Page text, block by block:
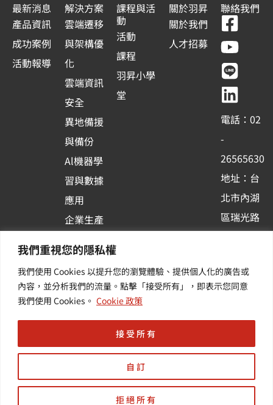
我們重視您的隱私權
我們使用 Cookies 以提升您的瀏覽體驗、提供個人化的廣告或
內容，並分析我們的流量。點擊「接受所有」，即表示您同意
我們使用 Cookies。 Cookie 政策
自訂
拒絕所有
接受所有
最新消息
產品資訊
成功案例
活動報導
解決方案
雲端遷移
與架構優
化
雲端資訊
安全
異地備援
與備份
Al機器學
習與數據
應用
企業生產
容器化平
台應用
其他／加
值服務
課程與活
動
活動
課程
羽昇小學
堂
關於羽昇
關於我們
人才招募
聯絡我們
F
a
c
e
b
o
o
k
-
s
q
u
r
e
Y
o
u
t
u
b
e
L
i
n
e
L
i
n
k
e
d
i
n
電話：02
-
26565630
地址：台
北市內湖
區瑞光路
訂閱羽昇
新訊 | 提
產業資訊